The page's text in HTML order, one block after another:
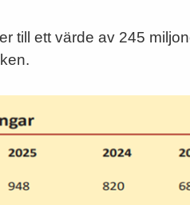
till ett värde av 245